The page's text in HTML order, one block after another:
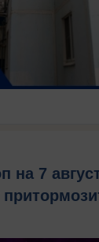
на 7